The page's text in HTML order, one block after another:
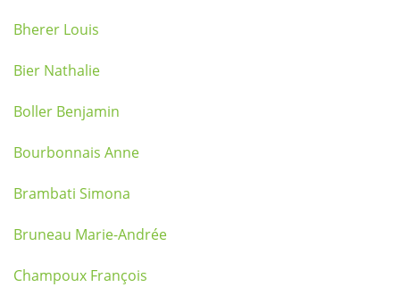
Bherer Louis
Bier Nathalie
Boller Benjamin
Bourbonnais Anne
Brambati Simona
Bruneau Marie-Andrée
Champoux François